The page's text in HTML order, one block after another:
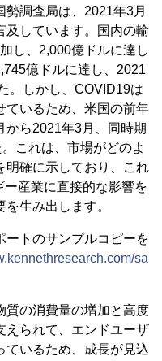
調査局は、2021年3月
及しています。国内の輸
し、2,000億ドルに達し
億ドルに達し、2021
。しかし、COVID19は
ているため、米国の前年
から2021年3月、同時期
これは、市場がどのよ
明確に示しており、これ
産業に直接的な影響を
生み出します。
ートのサンプルコピーを
sa
質の消費量の増加と高度
えられて、エンドユーザ
ているため、成長が見込